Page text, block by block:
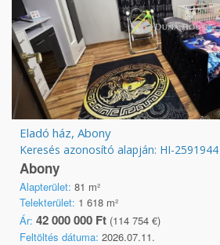
Eladó ház, Abony
Keresés azonosító alapján: HI-2591944
Abony
Alapterület: 81 m²
Telekterület: 1 618 m²
Ár: 42 000 000 Ft (114 754 €)
Feltöltés dátuma: 2026.07.11.